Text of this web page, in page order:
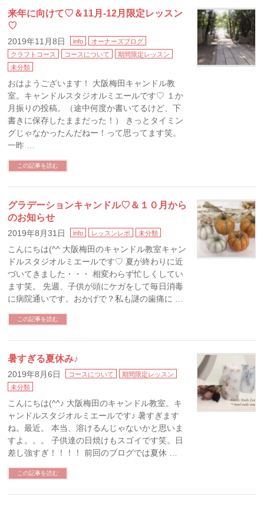
来年に向けて♡＆11月-12月限定レッスン
♡
2019年11月8日 info
オーナーズブログ
クラフトコース
コースについて
期間限定レッスン
未分類
おはようございます！ 大阪梅田キャンドル教
室。キャンドルスタジオルミエールです♡ １か
月振りの投稿。（途中何度か書いてるけど、下
書きに保存したままだった！） きっとタイミン
グじゃなかったんだねー！って思ってます笑。
一昨 …
この記事を読む
グラデーションキャンドル♡＆１０月から
のお知らせ
2019年8月31日 info レッスンレポ 未分類
こんにちは(^^ 大阪梅田のキャンドル教室キャン
ドルスタジオルミエールです♡ 夏が終わりに近
づいてきました・・・ 相変わらず忙しくしてい
ます笑。 先週、子供が頭にケガをして毎日消毒
に病院通いです。おかげで？私も謎の歯痛に …
この記事を読む
暑すぎる夏休み♪
2019年8月6日 コースについて
期間限定レッスン
未分類
こんにちは(^^♪ 大阪梅田のキャンドル教室。キ
ャンドルスタジオルミエールです♪ 暑すぎます
ね。最近。 本当、溶けるんじゃないかと思いま
すよ。。。 子供達の日焼けもスゴイです笑。日
差し強すぎ！！！！ 前回のブログでは夏休 …
この記事を読む